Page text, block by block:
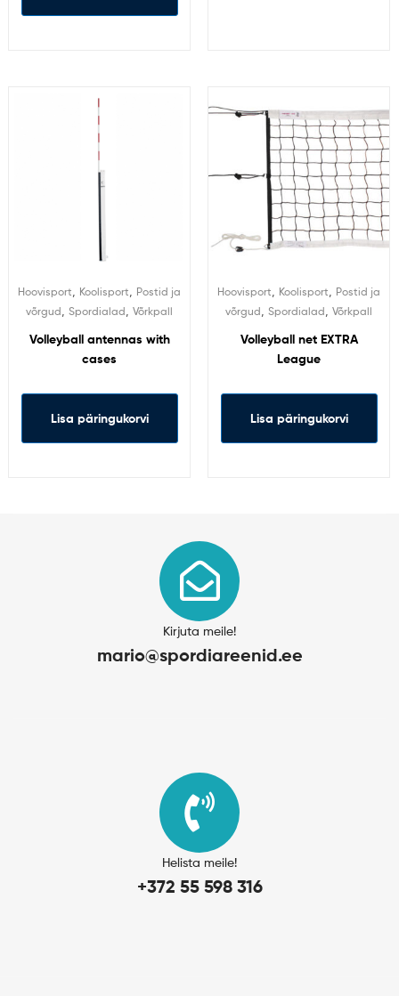
Hoovisport Koolisport
Postid ja
võrgud Spordialad Võrkpall
Volleyball antennas with
cases
Lisa päringukorvi
Hoovisport Koolisport
Postid ja
võrgud Spordialad Võrkpall
Volleyball net EXTRA
League
Lisa päringukorvi
Kirjuta meile!
mario@spordiareenid.ee
Helista meile!
+372 55 598 316